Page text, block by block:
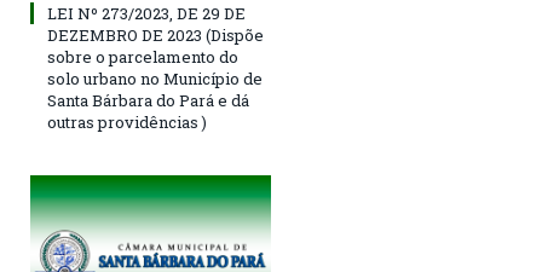
LEI Nº 273/2023, DE 29 DE
DEZEMBRO DE 2023 (Dispõe
sobre o parcelamento do
solo urbano no Município de
Santa Bárbara do Pará e dá
outras providências )